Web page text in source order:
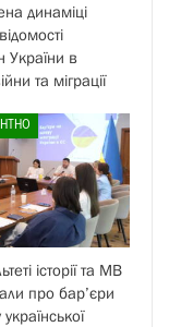
динаміці
України в
та міграції
історії та МВ
про бар’єри